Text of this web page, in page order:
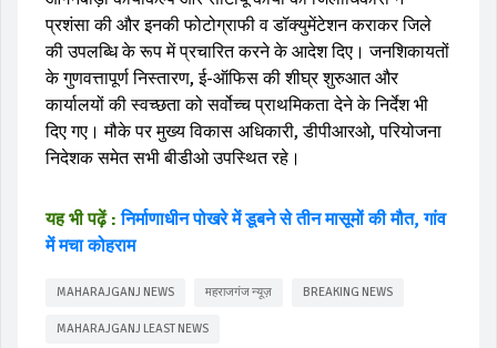
प्रशंसा की और इनकी फोटोग्राफी व डॉक्युमेंटेशन कराकर जिले
की उपलब्धि के रूप में प्रचारित करने के आदेश दिए। जनशिकायतों
के गुणवत्तापूर्ण निस्तारण, ई-ऑफिस की शीघ्र शुरुआत और
कार्यालयों की स्वच्छता को सर्वोच्च प्राथमिकता देने के निर्देश भी
दिए गए। मौके पर मुख्य विकास अधिकारी, डीपीआरओ, परियोजना
निदेशक समेत सभी बीडीओ उपस्थित रहे।
यह भी पढ़ें : निर्माणाधीन पोखरे में डूबने से तीन मासूमों की मौत, गांव
में मचा कोहराम
MAHARAJGANJ NEWS महराजगंज न्यूज़ BREAKING NEWS
MAHARAJGANJ LEAST NEWS